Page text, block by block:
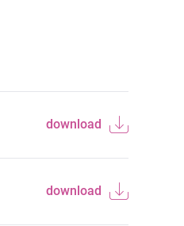
download
download